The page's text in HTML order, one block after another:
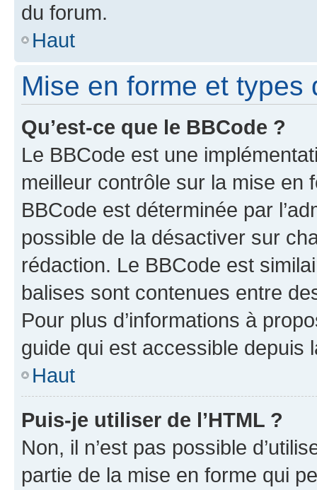
du forum.
Haut
Mise en forme et types
Qu’est-ce que le BBCode ?
Le BBCode est une
meilleur contrôle sur la mise en
BBCode est déterminée par
possible de la désactiver sur
rédaction. Le BBCode est
balises sont contenues entre
Pour plus d’informations à
guide qui est accessible depuis
Haut
Puis-je utiliser de l’HTML ?
Non, il n’est pas possible
partie de la mise en forme qui